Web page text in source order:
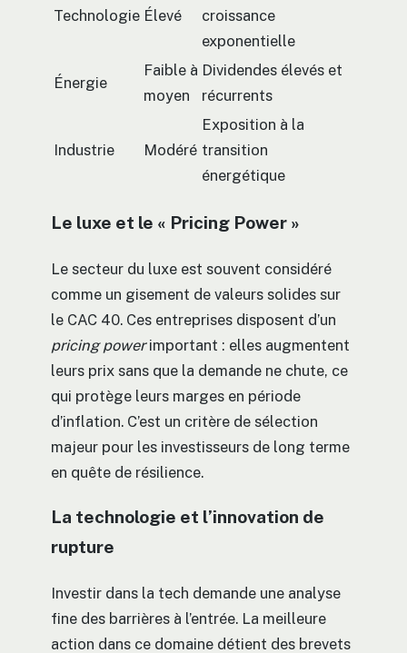
Technologie Élevé
croissance
exponentielle
Énergie
Faible à
moyen
Dividendes élevés et
récurrents
Industrie Modéré
Exposition à la
transition
énergétique
Le luxe et le « Pricing Power »
Le secteur du luxe est souvent considéré
comme un gisement de valeurs solides sur
le CAC 40. Ces entreprises disposent d’un
pricing powerimportant : elles augmentent
leurs prix sans que la demande ne chute, ce
qui protège leurs marges en période
d’inflation. C’est un critère de sélection
majeur pour les investisseurs de long terme
en quête de résilience.
La technologie et l’innovation de
rupture
Investir dans la tech demande une analyse
fine des barrières à l’entrée. La meilleure
action dans ce domaine détient des brevets